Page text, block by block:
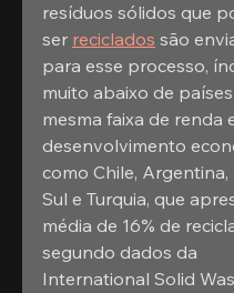
resíduos sólidos que
ser reciclados são
para esse processo,
muito abaixo de
mesma faixa de renda
desenvolvimento
como Chile, Argentina,
Sul e Turquia, que
média de 16% de
segundo dados da
International Solid